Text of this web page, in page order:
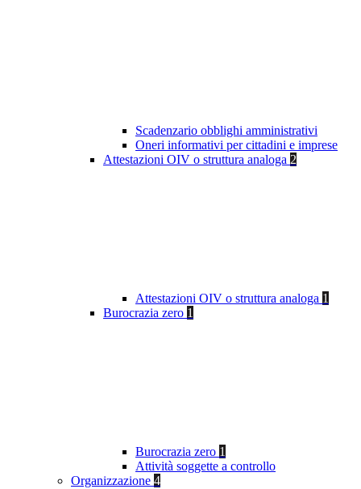
Scadenzario obblighi amministrativi
Oneri informativi per cittadini e imprese
Attestazioni OIV o struttura analoga 2
Attestazioni OIV o struttura analoga 1
Burocrazia zero 1
Burocrazia zero 1
Attività soggette a controllo
Organizzazione 4